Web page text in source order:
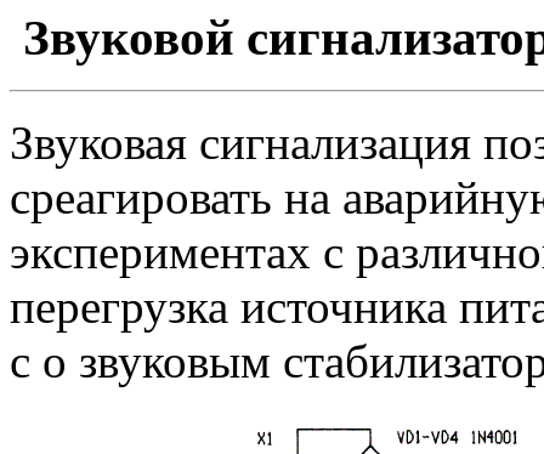
Звуковой
Звуковая сигнализация
среагировать на
экспериментах с
перегрузка источника
с о звуковым